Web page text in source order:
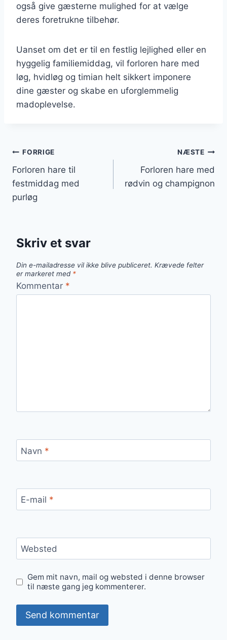
også give gæsterne mulighed for at vælge
deres foretrukne tilbehør.
Uanset om det er til en festlig lejlighed eller en
hyggelig familiemiddag, vil forloren hare med
løg, hvidløg og timian helt sikkert imponere
dine gæster og skabe en uforglemmelig
madoplevelse.
Indlægsnavigation
FORRIGE
Forloren hare til
festmiddag med
purløg
NÆSTE
Forloren hare med
rødvin og champignon
Skriv et svar
Din e-mailadresse vil ikke blive publiceret. Krævede felter
er markeret med *
Kommentar *
Navn *
E-mail *
Websted
Gem mit navn, mail og websted i denne browser
til næste gang jeg kommenterer.